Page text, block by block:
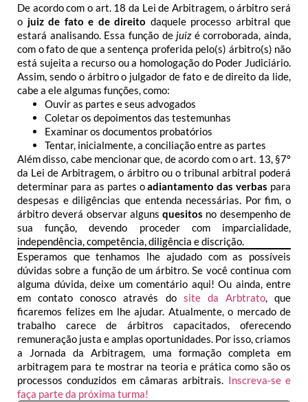
De acordo com o art. 18 da Lei de Arbitragem, o árbitro será
o juiz de fato e de direito daquele processo arbitral que
estará analisando. Essa função dejuizé corroborada, ainda,
com o fato de que a sentença proferida pelo(s) árbitro(s) não
está sujeita a recurso ou a homologação do Poder Judiciário.
Assim, sendo o árbitro o julgador de fato e de direito da lide,
cabe a ele algumas funções, como:
Ouvir as partes e seus advogados
Coletar os depoimentos das testemunhas
Examinar os documentos probatórios
Tentar, inicialmente, a conciliação entre as partes
Além disso, cabe mencionar que, de acordo com o art. 13, §7º
da Lei de Arbitragem, o árbitro ou o tribunal arbitral poderá
determinar para as partes oadiantamento das verbas para
despesas e diligências que entenda necessárias. Por fim, o
árbitro deverá observar algunsquesitos no desempenho de
sua função, devendo proceder com imparcialidade,
independência, competência, diligência e discrição.
Esperamos que tenhamos lhe ajudado com as possíveis
dúvidas sobre a função de um árbitro. Se você continua com
alguma dúvida, deixe um comentário aqui! Ou ainda, entre
em contato conosco através do site da Arbtrato, que
ficaremos felizes em lhe ajudar. Atualmente, o mercado de
trabalho carece de árbitros capacitados, oferecendo
remuneração justa e amplas oportunidades. Por isso, criamos
a Jornada da Arbitragem, uma formação completa em
arbitragem para te mostrar na teoria e prática como são os
processos conduzidos em câmaras arbitrais. Inscreva-se e
faça parte da próxima turma!